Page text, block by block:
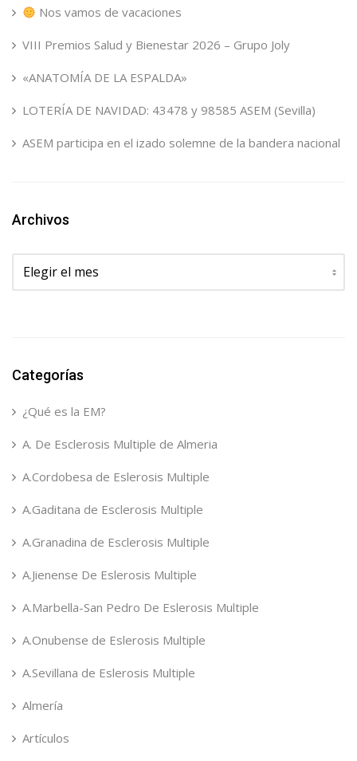
Nos vamos de vacaciones
VIII Premios Salud y Bienestar 2026 – Grupo Joly
«ANATOMÍA DE LA ESPALDA»
LOTERÍA DE NAVIDAD: 43478 y 98585 ASEM (Sevilla)
ASEM participa en el izado solemne de la bandera nacional
Archivos
Archivos
Categorías
¿Qué es la EM?
A. De Esclerosis Multiple de Almeria
A.Cordobesa de Eslerosis Multiple
A.Gaditana de Esclerosis Multiple
A.Granadina de Esclerosis Multiple
A.Jienense De Eslerosis Multiple
A.Marbella-San Pedro De Eslerosis Multiple
A.Onubense de Eslerosis Multiple
A.Sevillana de Eslerosis Multiple
Almería
Artículos